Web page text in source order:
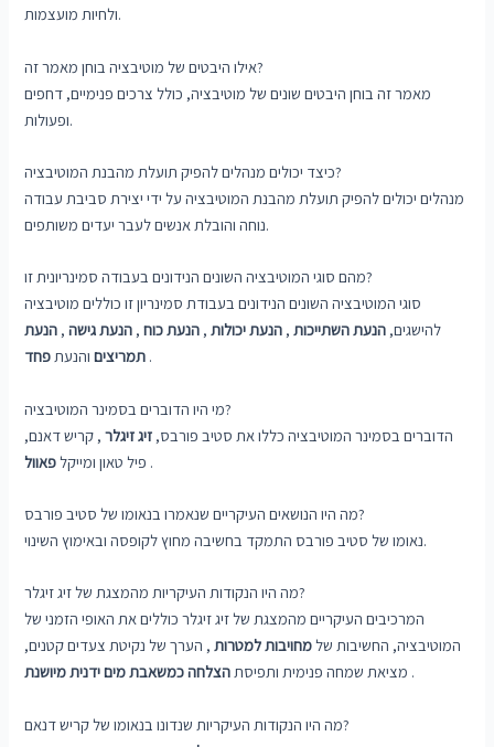
ולחיות מועצמות.
אילו היבטים של מוטיבציה בוחן מאמר זה?
מאמר זה בוחן היבטים שונים של מוטיבציה, כולל צרכים פנימיים, דחפים
ופעולות.
כיצד יכולים מנהלים להפיק תועלת מהבנת המוטיבציה?
מנהלים יכולים להפיק תועלת מהבנת המוטיבציה על ידי יצירת סביבת עבודה
נוחה והובלת אנשים לעבר יעדים משותפים.
מהם סוגי המוטיבציה השונים הנידונים בעבודה סמינריונית זו?
סוגי המוטיבציה השונים הנידונים בעבודת סמינריון זו כוללים מוטיבציה
להישגים, הנעת השתייכות, הנעת יכולות, הנעת כוח, הנעת גישה, הנעת
תמריציםוהנעתפחד .
מי היו הדוברים בסמינר המוטיבציה?
הדוברים בסמינר המוטיבציה כללו את סטיב פורבס, זיג זיגלר, קריש דאנם,
פיל טאון ומייקלפאוול .
מה היו הנושאים העיקריים שנאמרו בנאומו של סטיב פורבס?
נאומו של סטיב פורבס התמקד בחשיבה מחוץ לקופסה ובאימוץ השינוי.
מה היו הנקודות העיקריות מהמצגת של זיג זיגלר?
המרכיבים העיקריים מהמצגת של זיג זיגלר כוללים את האופי הזמני של
המוטיבציה, החשיבות שלמחויבות למטרות, הערך של נקיטת צעדים קטנים,
מציאת שמחה פנימית ותפיסתהצלחה כמשאבת מים ידנית מיושנת .
מה היו הנקודות העיקריות שנדונו בנאומו של קריש דנאם?